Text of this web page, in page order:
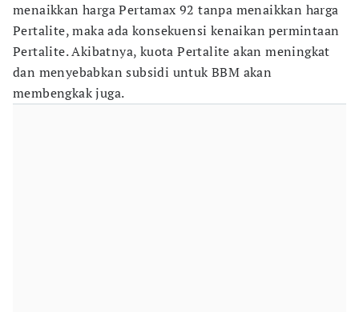
menaikkan harga Pertamax 92 tanpa menaikkan harga
Pertalite, maka ada konsekuensi kenaikan permintaan
Pertalite. Akibatnya, kuota Pertalite akan meningkat
dan menyebabkan subsidi untuk BBM akan
membengkak juga.